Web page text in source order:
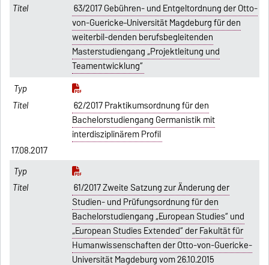
63/2017 Gebühren- und Entgeltordnung der Otto-
von-Guericke–Universität Magdeburg für den
weiterbil-denden berufsbegleitenden
Masterstudiengang „Projektleitung und
Teamentwicklung“
62/2017 Praktikumsordnung für den
Bachelorstudiengang Germanistik mit
interdisziplinärem Profil
17.08.2017
61/2017 Zweite Satzung zur Änderung der
Studien- und Prüfungsordnung für den
Bachelorstudiengang „European Studies“ und
„European Studies Extended“ der Fakultät für
Humanwissenschaften der Otto-von-Guericke-
Universität Magdeburg vom 26.10.2015